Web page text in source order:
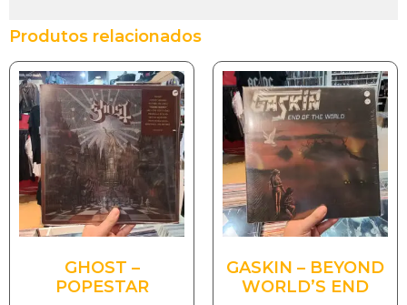
Produtos relacionados
GHOST –
POPESTAR
GASKIN – BEYOND
WORLD’S END